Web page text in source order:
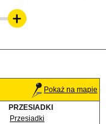
Pokaż na mapie
PRZESIADKI
Przesiadki